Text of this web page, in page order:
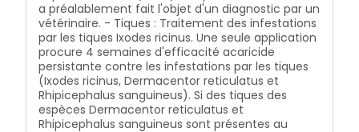
a préalablement fait l'objet d'un diagnostic par un
vétérinaire. - Tiques : Traitement des infestations
par les tiques Ixodes ricinus. Une seule application
procure 4 semaines d'efficacité acaricide
persistante contre les infestations par les tiques
(Ixodes ricinus, Dermacentor reticulatus et
Rhipicephalus sanguineus). Si des tiques des
espèces Dermacentor reticulatus et
Rhipicephalus sanguineus sont présentes au